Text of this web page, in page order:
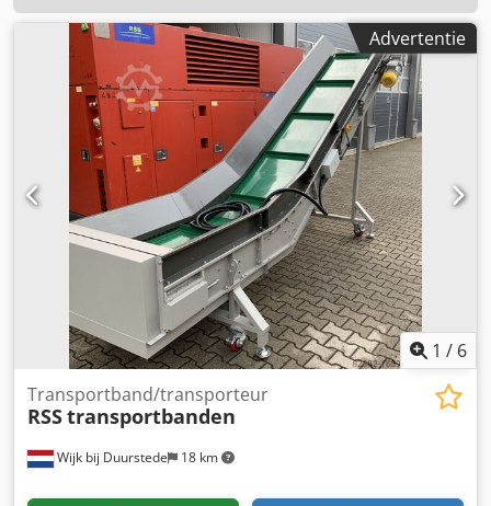
Advertentie
1 / 6
Wijk bij Duurstede 18 km
Transportband/transporteur
RSStransportbanden